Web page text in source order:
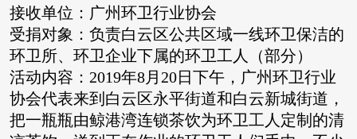
接收单位：广州环卫行业协会
受捐对象：负责白云区公共区域一线环卫保洁的
环卫所、环卫企业下属的环卫工人（部分）
活动内容：2019年8月20日下午，广州环卫行业
协会代表来到白云区永平街道和白云新城街道，
把一瓶瓶由鲸港湾连锁茶饮为环卫工人定制的清